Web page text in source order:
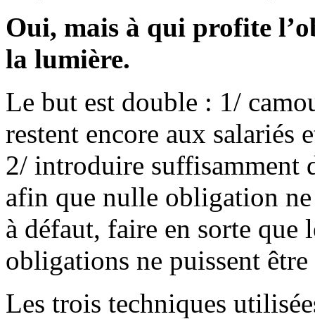
Oui, mais à qui profite
la lumière.
Le but est double : 1/
restent encore aux salariés
2/ introduire suffisamment
afin que nulle obligation
à défaut, faire en sorte que
obligations ne puissent être
Les trois techniques